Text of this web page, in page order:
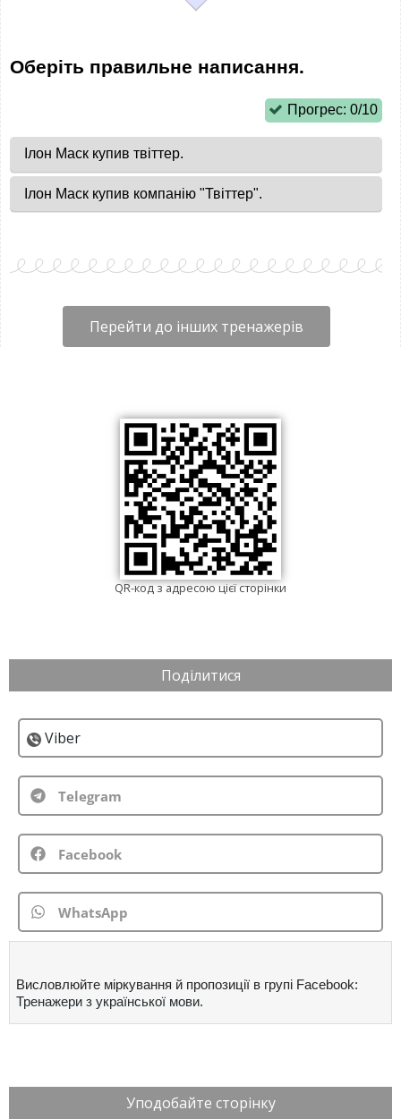
Перейти до інших тренажерів
QR-код з адресою цієї сторінки
Поділитися
Viber
Telegram
Facebook
WhatsApp
Висловлюйте міркування й пропозиції в групі Facebook:
Тренажери з української мови.
Уподобайте сторінку